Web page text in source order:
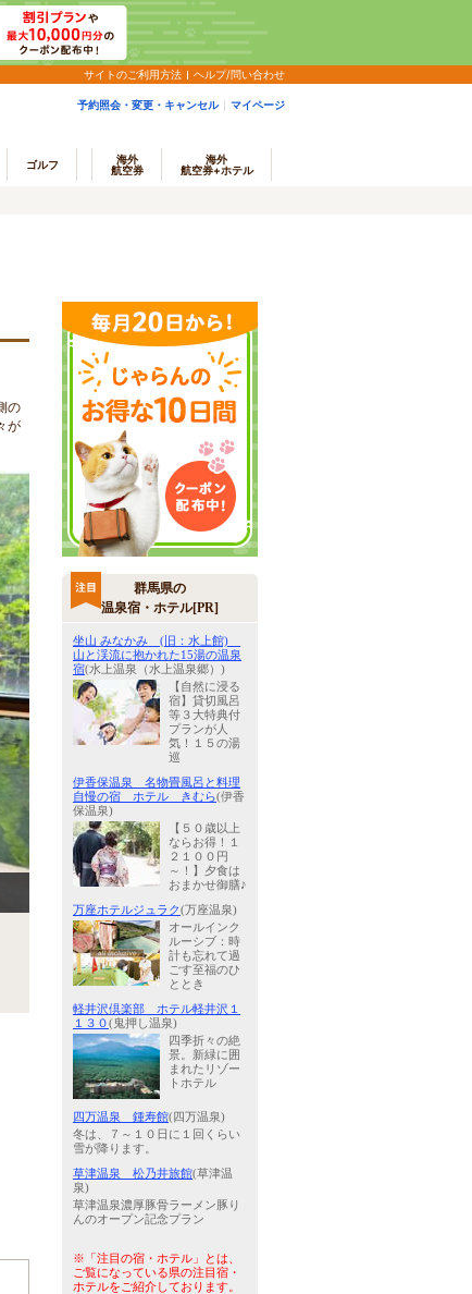
サイトのご利用方法 ヘルプ/問い合わせ
予約照会・変更・キャンセル マイページ
ゴルフ
海外
航空券
海外
航空券+ホテル
の
が
群馬県の
温泉宿・ホテル[PR]
坐山 みなかみ (旧：水上館)
山と渓流に抱かれた15湯の温泉
宿(水上温泉（水上温泉郷）)
【自然に浸る
宿】貸切風呂
等３大特典付
プランが人
気！１５の湯
巡
伊香保温泉 名物畳風呂と料理
自慢の宿 ホテル きむら(伊香
保温泉)
【５０歳以上
ならお得！１
２１００円
～！】夕食は
おまかせ御膳♪
万座ホテルジュラク(万座温泉)
オールインク
ルーシブ：時
計も忘れて過
ごす至福のひ
ととき
軽井沢倶楽部 ホテル軽井沢１
１３０(鬼押し温泉)
四季折々の絶
景。新緑に囲
まれたリゾー
トホテル
四万温泉 鍾寿館(四万温泉)
冬は、７～１０日に１回くらい
雪が降ります。
草津温泉 松乃井旅館(草津温
泉)
草津温泉濃厚豚骨ラーメン豚り
んのオープン記念プラン
※「注目の宿・ホテル」とは、
ご覧になっている県の注目宿・
ホテルをご紹介しております。